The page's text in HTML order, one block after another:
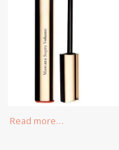
Read more…